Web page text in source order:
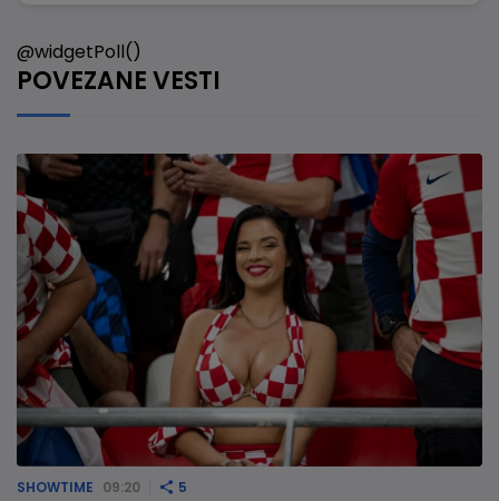
@widgetPoll()
POVEZANE VESTI
SHOWTIME 09:20 5